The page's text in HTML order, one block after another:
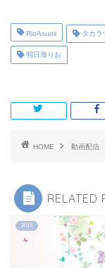
RioAsumi タカラ
明日海りお
HOME 動画配信
RELATED
2015